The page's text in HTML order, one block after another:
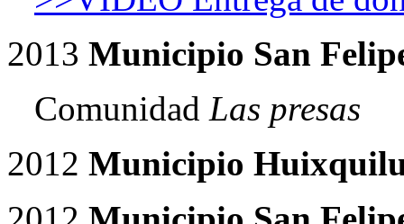
2013 Municipio San
Comunidad Las presas
2012 Municipio